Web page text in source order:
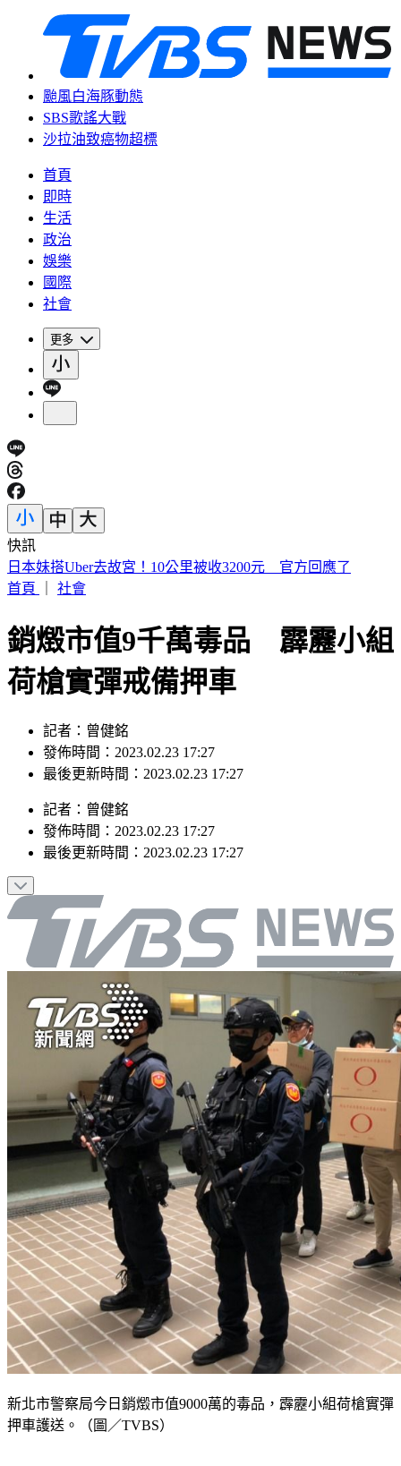
颱風白海豚動態
SBS歌謠大戰
沙拉油致癌物超標
首頁
即時
生活
政治
娛樂
國際
社會
更多
快訊
小草支持度流失5%全跑去民進黨？ 民眾黨周榆修：沒這感
覺
銷燬市值9千萬毒品 霹靂小組
荷槍實彈戒備押車
記者：曾健銘
發佈時間：2023.02.23 17:27
記者：曾健銘
發佈時間：2023.02.23 17:27
新北市警察局今日銷燬市值9000萬的毒品，霹靂小組荷槍實彈